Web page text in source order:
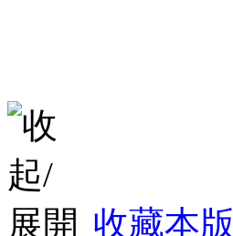
收藏本版